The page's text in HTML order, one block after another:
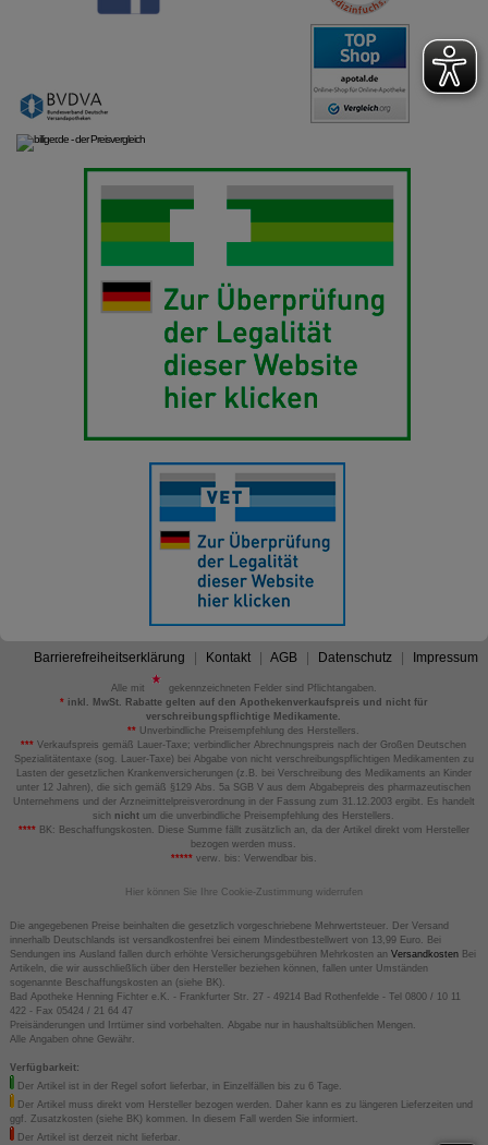
Barrierefreiheitserklärung Kontakt AGB Datenschutz Impressum
Alle mit
gekennzeichneten Felder sind Pflichtangaben.
*inkl. MwSt. Rabatte gelten auf den Apothekenverkaufspreis und nicht für
verschreibungspflichtige Medikamente.
** Unverbindliche Preisempfehlung des Herstellers.
*** Verkaufspreis gemäß Lauer-Taxe; verbindlicher Abrechnungspreis nach der Großen Deutschen
Spezialitätentaxe (sog. Lauer-Taxe) bei Abgabe von nicht verschreibungspflichtigen Medikamenten zu
Lasten der gesetzlichen Krankenversicherungen (z.B. bei Verschreibung des Medikaments an Kinder
unter 12 Jahren), die sich gemäß §129 Abs. 5a SGB V aus dem Abgabepreis des pharmazeutischen
Unternehmens und der Arzneimittelpreisverordnung in der Fassung zum 31.12.2003 ergibt. Es handelt
sich nicht um die unverbindliche Preisempfehlung des Herstellers.
****BK: Beschaffungskosten. Diese Summe fällt zusätzlich an, da der Artikel direkt vom Hersteller
bezogen werden muss.
*****verw. bis: Verwendbar bis.
Hier können Sie Ihre Cookie-Zustimmung widerrufen
Die angegebenen Preise beinhalten die gesetzlich vorgeschriebene Mehrwertsteuer. Der Versand
innerhalb Deutschlands ist versandkostenfrei bei einem Mindestbestellwert von 13,99 Euro. Bei
Sendungen ins Ausland fallen durch erhöhte Versicherungsgebühren Mehrkosten an VersandkostenBei
Artikeln, die wir ausschließlich über den Hersteller beziehen können, fallen unter Umständen
sogenannte Beschaffungskosten an (siehe BK).
Bad Apotheke Henning Fichter e.K. - Frankfurter Str. 27 - 49214 Bad Rothenfelde - Tel 0800 / 10 11
422 - Fax 05424 / 21 64 47
Preisänderungen und Irrtümer sind vorbehalten. Abgabe nur in haushaltsüblichen Mengen.
Alle Angaben ohne Gewähr.
Verfügbarkeit:
Der Artikel ist in der Regel sofort lieferbar, in Einzelfällen bis zu 6 Tage.
Der Artikel muss direkt vom Hersteller bezogen werden. Daher kann es zu längeren Lieferzeiten und
ggf. Zusatzkosten (siehe BK) kommen. In diesem Fall werden Sie informiert.
Der Artikel ist derzeit nicht lieferbar.